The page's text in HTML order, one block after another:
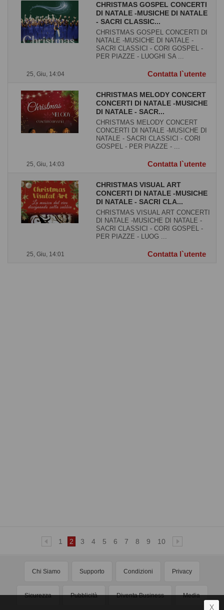
25, Giu, 14:04
CHRISTMAS GOSPEL CONCERTI
DI NATALE -MUSICHE DI NATALE
- SACRI CLASSIC...
CHRISTMAS GOSPEL CONCERTI DI
NATALE -MUSICHE DI NATALE -
SACRI CLASSICI - CORI GOSPEL -
PER PIAZZE - LUOGHI SA ...
Contatta l`utente
25, Giu, 14:03
CHRISTMAS MELODY CONCERT
CONCERTI DI NATALE -MUSICHE
DI NATALE - SACR...
CHRISTMAS MELODY CONCERT
CONCERTI DI NATALE -MUSICHE DI
NATALE - SACRI CLASSICI - CORI
GOSPEL - PER PIAZZE - ...
Contatta l`utente
25, Giu, 14:01
CHRISTMAS VISUAL ART
CONCERTI DI NATALE -MUSICHE
DI NATALE - SACRI CLA...
CHRISTMAS VISUAL ART CONCERTI
DI NATALE -MUSICHE DI NATALE -
SACRI CLASSICI - CORI GOSPEL -
PER PIAZZE - LUOG ...
Contatta l`utente
1 2 3 4 5 6 7 8 9 10
Chi Siamo Supporto Condizioni Privacy
Sicurezza Pubblicità Diventa Business Media
X